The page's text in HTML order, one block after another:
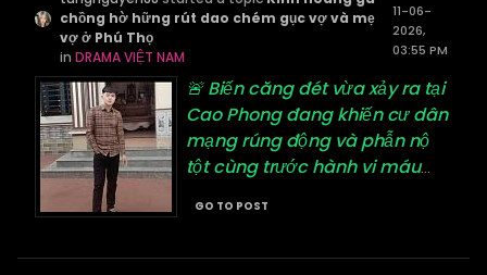
chồng hờ hững rút dao chém gục vợ và mẹ
vợ ở Phú Thọ
in DRAMA VIỆT NAM
11-06-
2026,
03:55 PM
🚨 Biến căng đét vừa xảy ra tại
Cao Phong đang khiến cư dân
mạng rúng động và phẫn nộ
tột cùng trước hành vi máu...
GO TO POST